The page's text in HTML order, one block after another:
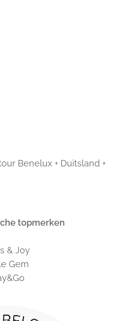
Benelux + Duitsland +
topmerken
& Joy
Gem